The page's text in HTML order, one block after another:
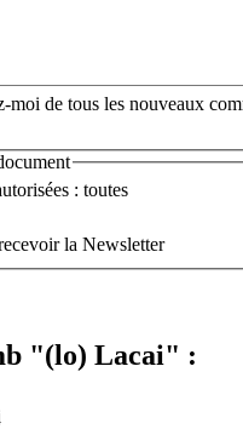
moi de tous les nouveaux
: toutes
la Newsletter
"(lo) Lacai" :